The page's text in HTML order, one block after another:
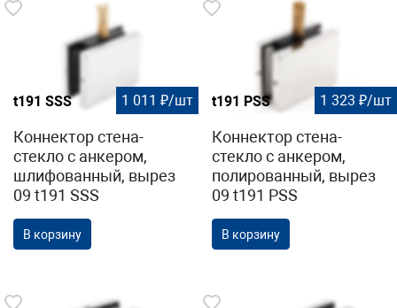
t191 SSS 1 011 ₽/шт
Коннектор стена-
стекло с анкером,
шлифованный, вырез
09 t191 SSS
В корзину
t191 PSS 1 323 ₽/шт
Коннектор стена-
стекло с анкером,
полированный, вырез
09 t191 PSS
В корзину